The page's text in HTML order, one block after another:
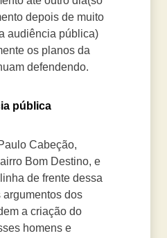
depois de muito
audiência pública)
os planos da
defendendo.
pública
Cabeção,
Bom Destino, e
de frente dessa
argumentos dos
a criação do
homens e